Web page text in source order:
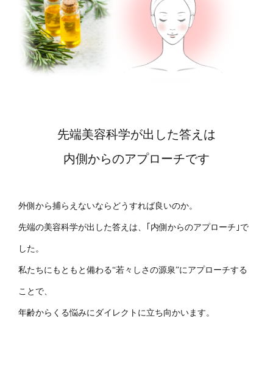
先端美容科学が出した答えは
内側からのアプローチです
外側から捕らえないならどうすれば良いのか。
先端の美容科学が出した答えは、｢内側からのアプローチ｣で
した。
私たちにもともと備わる“若々しさの源泉”にアプローチする
ことで、
年齢からくる悩みにダイレクトに立ち向かいます。